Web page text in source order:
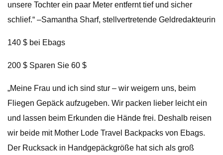
unsere Tochter ein paar Meter entfernt tief und sicher
schlief.“ –Samantha Sharf, stellvertretende Geldredakteurin
140 $ bei Ebags
200 $ Sparen Sie 60 $
„Meine Frau und ich sind stur – wir weigern uns, beim
Fliegen Gepäck aufzugeben. Wir packen lieber leicht ein
und lassen beim Erkunden die Hände frei. Deshalb reisen
wir beide mit Mother Lode Travel Backpacks von Ebags.
Der Rucksack in Handgepäckgröße hat sich als groß